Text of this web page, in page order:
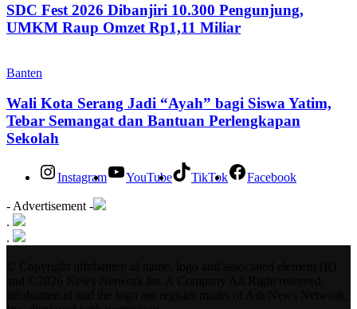
SDC Fest 2026 Dibanjiri 10.300 Pengunjung,
UMKM Raup Omzet Rp1,11 Miliar
Banten
Wali Kota Serang Jadi “Ayah” bagi Siswa Yatim,
Tebar Semangat dan Bantuan Perlengkapan
Sekolah
Instagram YouTube TikTok Facebook
- Advertisement -
.
.